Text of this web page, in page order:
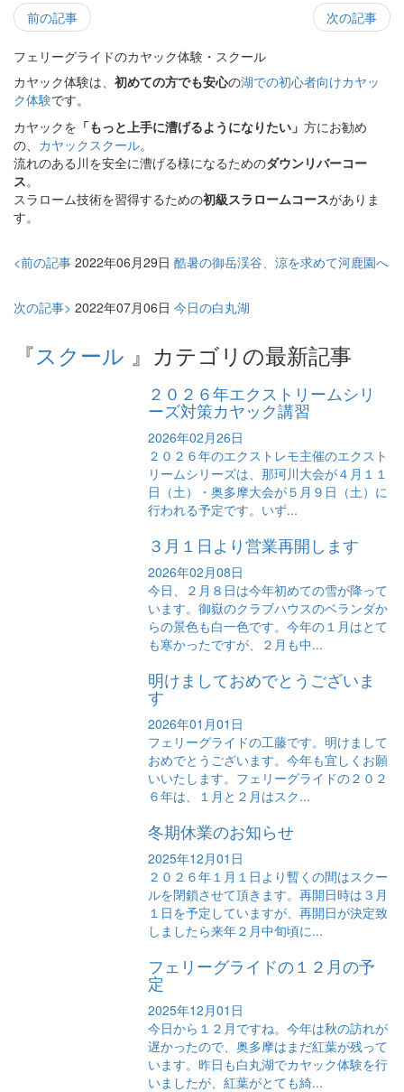
前の記事 次の記事
フェリーグライドのカヤック体験・スクール
カヤック体験は、 初めての方でも安心の湖での初心者向けカヤッ
ク体験です。
カヤックを 「もっと上手に漕げるようになりたい」 方にお勧め
の、 カヤックスクール。
流れのある川を安全に漕げる様になるためのダウンリバーコー
ス。
スラローム技術を習得するための初級スラロームコースがありま
す。
<前の記事 2022年06月29日 酷暑の御岳渓谷、涼を求めて河鹿園へ
次の記事> 2022年07月06日 今日の白丸湖
『スクール 』カテゴリの最新記事
２０２６年エクストリームシリ
ーズ対策カヤック講習
2026年02月26日
２０２６年のエクストレモ主催のエクスト
リームシリーズは、那珂川大会が４月１１
日（土）・奥多摩大会が５月９日（土）に
行われる予定です。いず...
３月１日より営業再開します
2026年02月08日
今日、２月８日は今年初めての雪が降って
います。御嶽のクラブハウスのベランダか
らの景色も白一色です。今年の１月はとて
も寒かったですが、２月も中...
明けましておめでとうございま
す
2026年01月01日
フェリーグライドの工藤です。明けまして
おめでとうございます。今年も宜しくお願
いいたします。フェリーグライドの２０２
６年は、１月と２月はスク...
冬期休業のお知らせ
2025年12月01日
２０２６年１月１日より暫くの間はスクー
ルを閉鎖させて頂きます。再開日時は３月
１日を予定していますが、再開日が決定致
しましたら来年２月中旬頃に...
フェリーグライドの１２月の予
定
2025年12月01日
今日から１２月ですね。今年は秋の訪れが
遅かったので、奥多摩はまだ紅葉が残って
います。昨日も白丸湖でカヤック体験を行
いましたが、紅葉がとても綺...